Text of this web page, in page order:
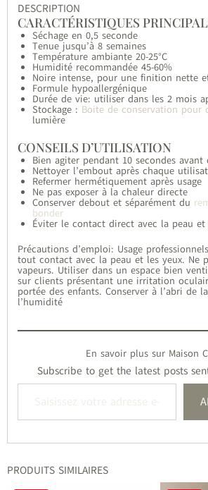
DESCRIPTION
CARACTÉRISTIQUES
Séchage en 0,5 seconde
Tenue jusqu’à 8 semaines
Température ambiante 20-25°C
Humidité recommandée 45-60%
Noire intense, pour une finition nette
Formule hypoallergénique
Durée de vie: utiliser dans les 2 mois
Stockage : Boite de conservation pour
lumière
CONSEILS D’UTILISATION
Bien agiter pendant 10 secondes avant
Nettoyer l’embout après chaque
Refermer hermétiquement après usage
Ne pas exposer à la chaleur directe
Conserver debout et séparément du
bonder
Éviter le contact direct avec la peau et
Précautions d’emploi: Usage
tout contact avec la peau et les yeux. Ne
vapeurs. Utiliser dans un espace bien
sur clients présentant une irritation
portée des enfants. Conserver à l’abri de
l’humidité
En savoir plus sur Maison
Subscribe to get the latest posts
Saisissez votre adresse e-mail…
PRODUITS SIMILAIRES